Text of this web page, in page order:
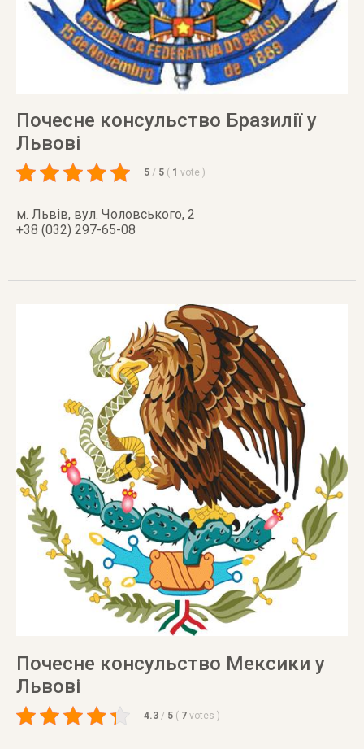
Почесне консульство Бразилії у
Львові
5 / 5 ( 1 vote )
м. Львів, вул. Чоловського, 2
+38 (032) 297-65-08
Почесне консульство Мексики у
Львові
4.3 / 5 ( 7 votes )